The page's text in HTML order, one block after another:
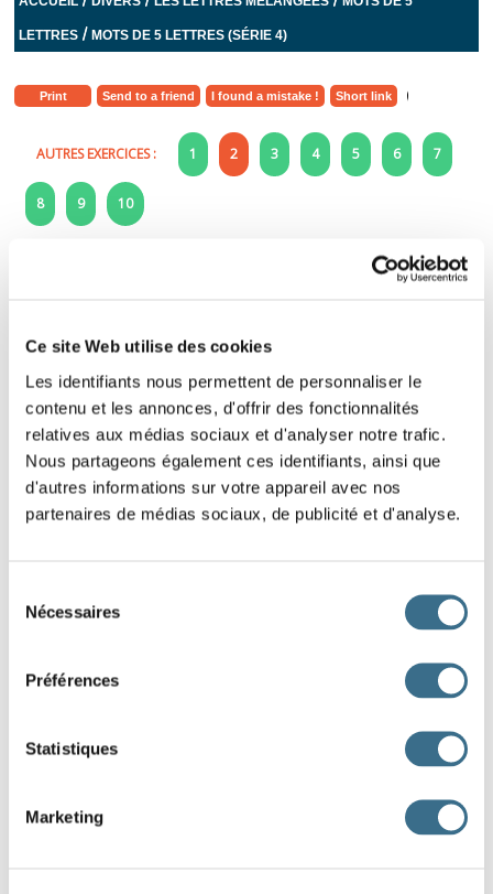
Ce site Web utilise des cookies
Les identifiants nous permettent de personnaliser le
contenu et les annonces, d'offrir des fonctionnalités
relatives aux médias sociaux et d'analyser notre trafic.
Nous partageons également ces identifiants, ainsi que
d'autres informations sur votre appareil avec nos
partenaires de médias sociaux, de publicité et d'analyse.
Nécessaires
Préférences
Statistiques
Marketing
LETTRES /MOTS DE 5 LETTRES (SÉRIE 4)
Print Send to a friend I found a mistake ! Short link
AUTRES EXERCICES : 1 2 3 4 5 6 7
8 9 10
2 - Lettres mélangées : Mot de 5 lettres
mot.
Indice : Fabrique
U S E N I
DONE!